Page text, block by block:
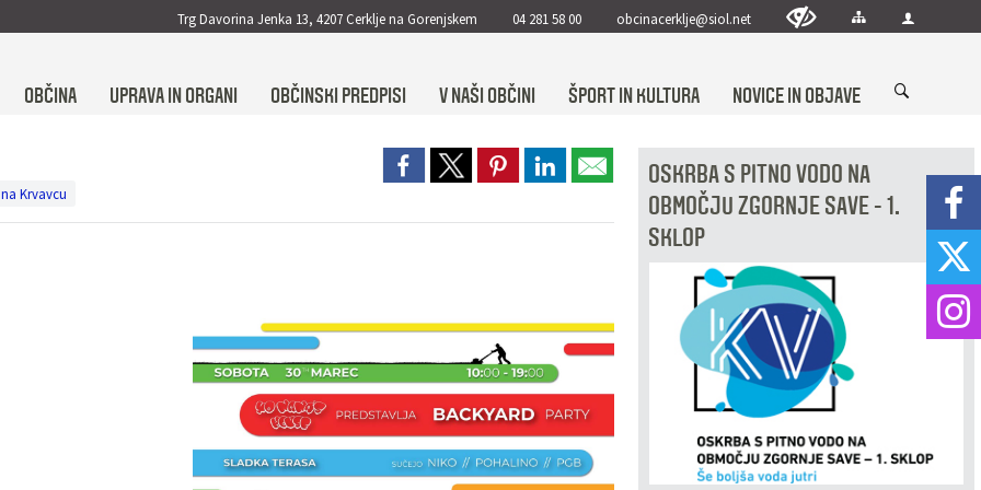
Trg Davorina Jenka 13, 4207 Cerklje na Gorenjskem 04 281 58 00 obcinacerklje@siol.net
OBČINA UPRAVA IN ORGANI OBČINSKI PREDPISI V NAŠI OBČINI ŠPORT IN KULTURA NOVICE IN OBJAVE
Krvavcu
OSKRBA S PITNO VODO NA
OBMOČJU ZGORNJE SAVE - 1.
SKLOP